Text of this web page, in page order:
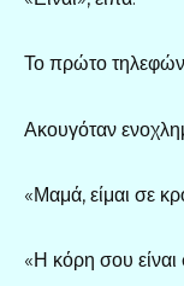
Το πρώτο
Ακουγόταν
«Μαμά, είμαι σε
«Η κόρη σου είναι